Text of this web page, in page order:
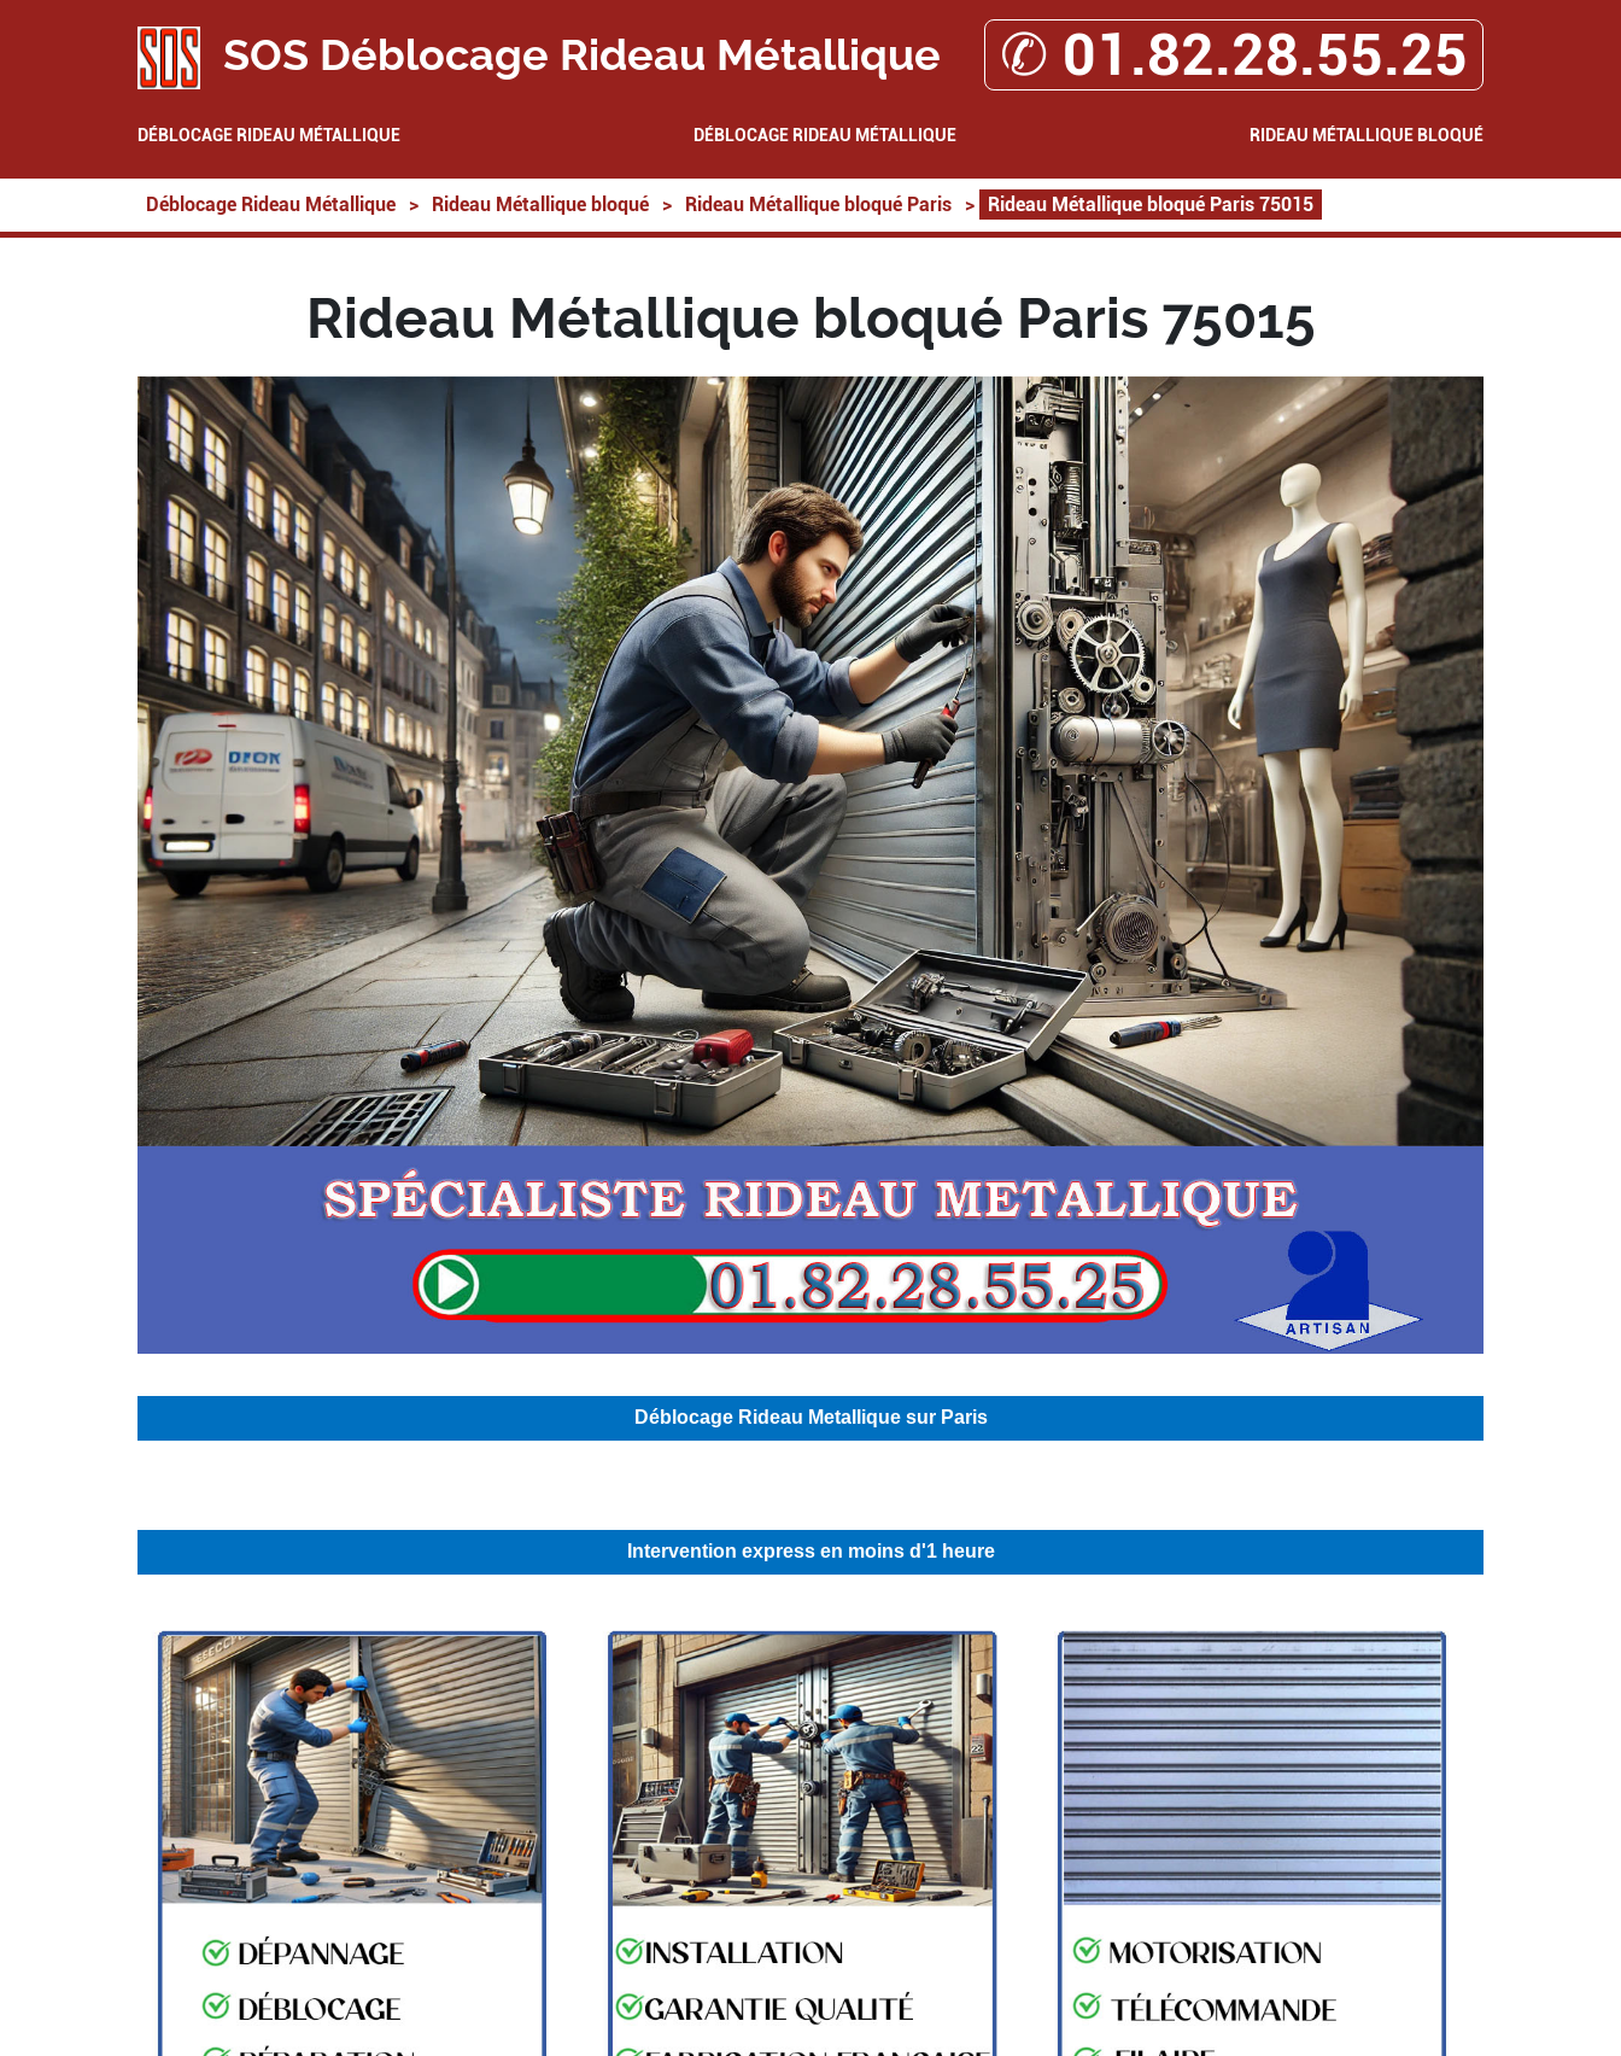
SOS Déblocage Rideau Métallique ✆ 01.82.28.55.25
DÉBLOCAGE RIDEAU MÉTALLIQUE DÉBLOCAGE RIDEAU MÉTALLIQUE RIDEAU MÉTALLIQUE BLOQUÉ
Déblocage Rideau Métallique > Rideau Métallique bloqué > Rideau Métallique bloqué Paris > Rideau Métallique bloqué Paris 75015
Rideau Métallique bloqué Paris 75015
Déblocage Rideau Metallique sur Paris
Intervention express en moins d'1 heure